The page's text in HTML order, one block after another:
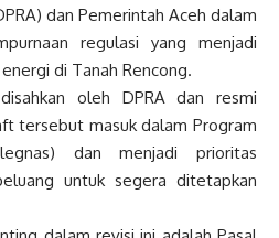
dan Pemerintah Aceh dalam
regulasi yang menjadi
di Tanah Rencong.
oleh DPRA dan resmi
tersebut masuk dalam Program
dan menjadi prioritas
untuk segera ditetapkan